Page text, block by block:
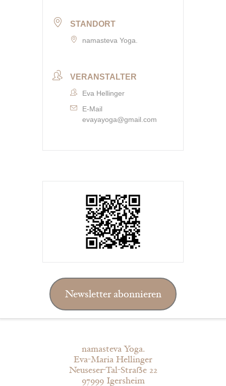
STANDORT
namasteva Yoga.
VERANSTALTER
Eva Hellinger
E-Mail
evayayoga@gmail.com
Newsletter abonnieren
namasteva Yoga.
Eva-Maria Hellinger
Neuseser-Tal-Straẞe 22
97999 Igersheim